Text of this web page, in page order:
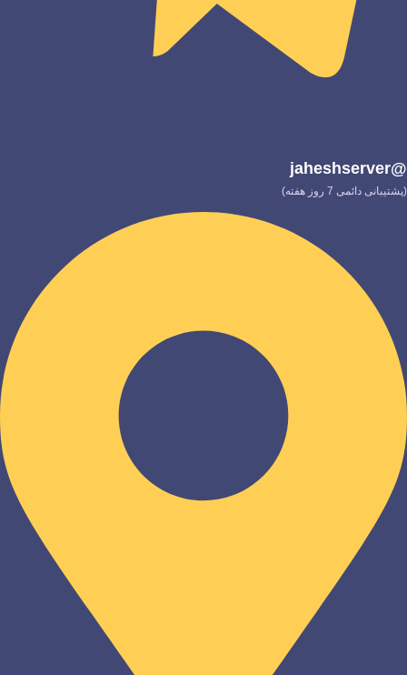
@jaheshserver
(پشتیبانی دائمی 7 روز هفته)